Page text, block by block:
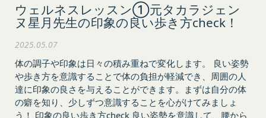
ウェルネスレッスン①元タカラジェン
ヌ星月先生の印象の良い歩き方check！
2025.05.07
体の調子や印象は日々の積み重ねで変化します。 良い姿勢
や歩き方を意識することで体の負担が軽減でき、周囲の人
達に印象の良さを与えることができます。まずは自分の体
の癖を知り、少しずつ意識することを心がけてみましょ
う！ 印象の良い歩き方check 良い姿勢を意識して、腰から
格権を行使しないことをあらかじめ承諾するものと
します。
当社は、本サービスの利用に関して、書面の送付、
電子メールの送信、当社ウェブサイト上における掲
示その他当社が適当と認める方法により会員に通知
を行うことができるものとし、会員はこれに同意す
るものとします。